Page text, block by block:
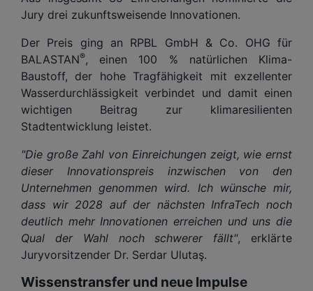
Jury drei zukunftsweisende Innovationen.
Der Preis ging an RPBL GmbH & Co. OHG für
BALASTAN®, einen 100 % natürlichen Klima-
Baustoff, der hohe Tragfähigkeit mit exzellenter
Wasserdurchlässigkeit verbindet und damit einen
wichtigen Beitrag zur klimaresilienten
Stadtentwicklung leistet.
"Die große Zahl von Einreichungen zeigt, wie ernst
dieser Innovationspreis inzwischen von den
Unternehmen genommen wird. Ich wünsche mir,
dass wir 2028 auf der nächsten InfraTech noch
deutlich mehr Innovationen erreichen und uns die
Qual der Wahl noch schwerer fällt", erklärte
Juryvorsitzender Dr. Serdar Ulutaş.
Wissenstransfer und neue Impulse